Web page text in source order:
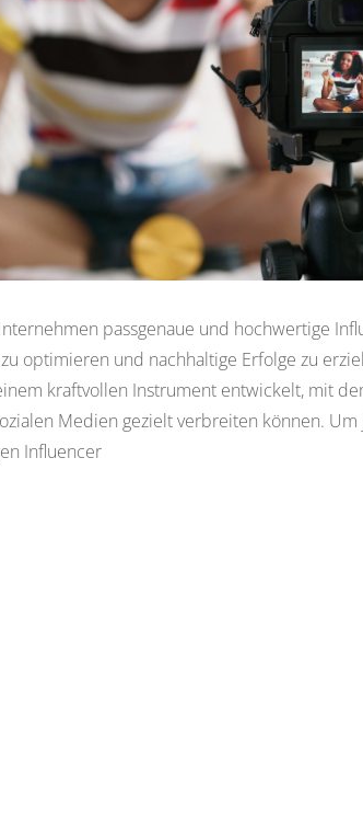
passgenaue und hochwertige
optimieren und nachhaltige Erfolge zu
kraftvollen Instrument entwickelt, mit
Medien gezielt verbreiten können.
Influencer